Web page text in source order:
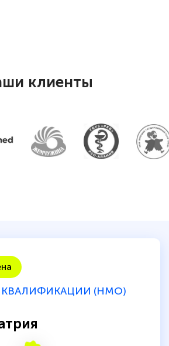
ответили на все
на обучение онлайн, мне
огромное
литературы,
удобная система
не возникло ни на
клиенты
(НМО)